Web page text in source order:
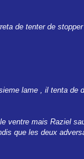
de tenter de
lame , il tenta de
ventre mais Raziel
que les deux